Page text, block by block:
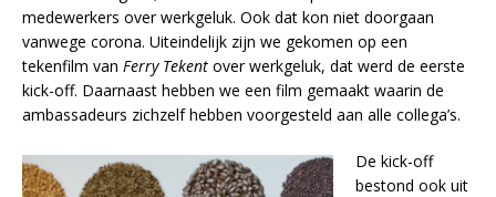
medewerkers over werkgeluk. Ook dat kon niet doorgaan
vanwege corona. Uiteindelijk zijn we gekomen op een
tekenfilm van Ferry Tekent over werkgeluk, dat werd de eerste
kick-off. Daarnaast hebben we een film gemaakt waarin de
ambassadeurs zichzelf hebben voorgesteld aan alle collega’s.
De kick-off
bestond ook uit